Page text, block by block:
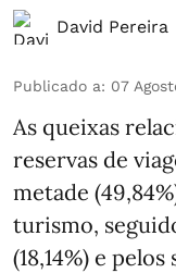
David Pereira
Publicado a: 07
As queixas
reservas de
metade
turismo,
(18,14%) e